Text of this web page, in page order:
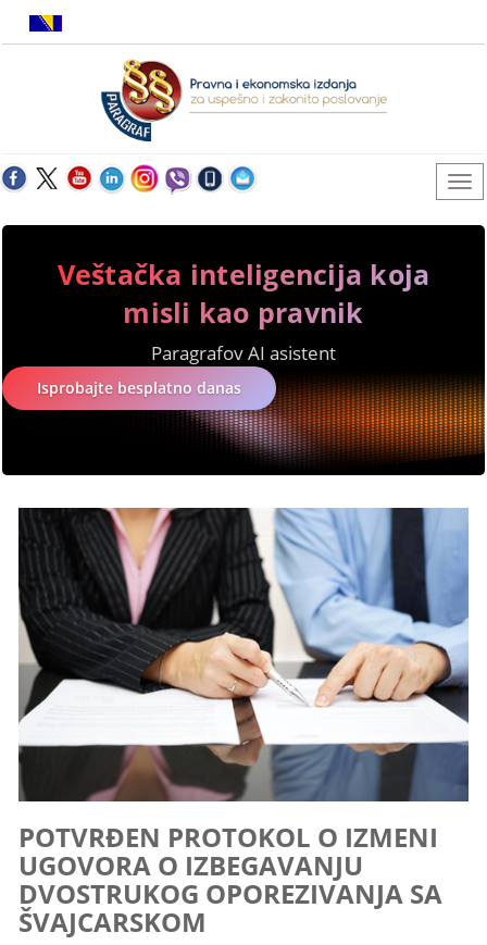
Veštačka inteligencija koja
misli kao pravnik
Paragrafov AI asistent
Isprobajte besplatno danas
POTVRĐEN PROTOKOL O IZMENI
UGOVORA O IZBEGAVANJU
DVOSTRUKOG OPOREZIVANJA SA
ŠVAJCARSKOM